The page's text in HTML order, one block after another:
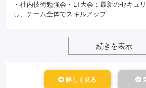
・社内技術勉強会・LT大会：最新のセキュ
し、チーム全体でスキルアップ
続きを表示
詳しく見る